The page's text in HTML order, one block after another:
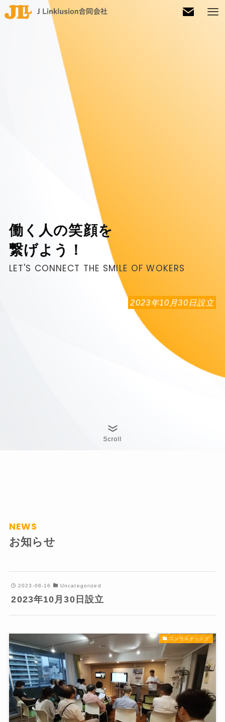
働く人の笑顔を
繋げよう！
LET'S CONNECT THE SMILE OF WOKERS
2023年10月30日設立
Scroll
NEWS
お知らせ
2023-08-16 Uncategorized
2023年10月30日設立
コンサルティング